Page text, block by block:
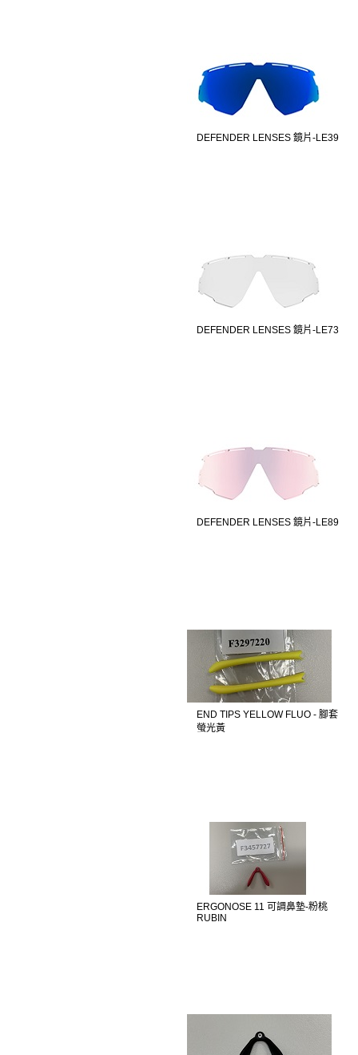
DEFENDER LENSES 鏡片-LE39
DEFENDER LENSES 鏡片-LE73
DEFENDER LENSES 鏡片-LE89
END TIPS YELLOW FLUO - 腳套
螢光黃
ERGONOSE 11 可調鼻墊-粉桃
RUBIN